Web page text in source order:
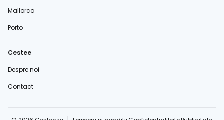
Mallorca
Porto
Cestee
Despre noi
Contact